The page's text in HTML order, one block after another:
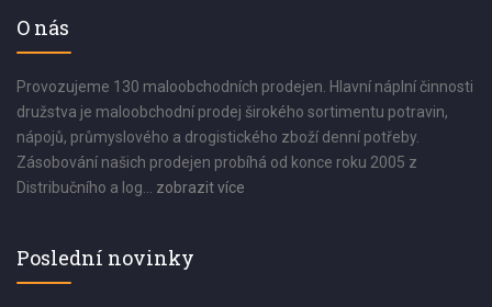
O nás
Provozujeme 130 maloobchodních prodejen. Hlavní náplní činnosti
družstva je maloobchodní prodej širokého sortimentu potravin,
nápojů, průmyslového a drogistického zboží denní potřeby.
Zásobování našich prodejen probíhá od konce roku 2005 z
Distribučního a log... zobrazit více
Poslední novinky